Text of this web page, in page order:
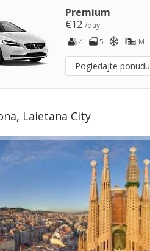
Premium
€12/day
4
5 M
Pogledajte ponudu
Laietana City